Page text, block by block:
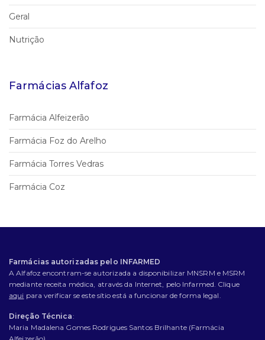
Geral
Nutrição
Farmácias Alfafoz
Farmácia Alfeizerão
Farmácia Foz do Arelho
Farmácia Torres Vedras
Farmácia Coz
Farmácias autorizadas pelo INFARMED
A Alfafoz encontram-se autorizada a disponibilizar MNSRM e MSRM
mediante receita médica, através da Internet, pelo Infarmed. Clique
aqui para verificar se este sítio está a funcionar de forma legal.
Direção Técnica:
Maria Madalena Gomes Rodrigues Santos Brilhante (Farmácia